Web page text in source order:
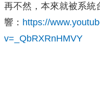
再不然，本來就被系統
響： https://
v=_QbRXRnHMVY